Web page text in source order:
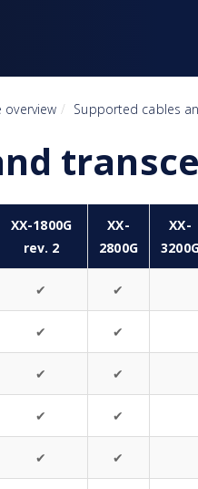
overview Supported cables
XX-1800G
rev. 2
XX-
2800G
XX-
✔ ✔
✔ ✔
✔ ✔
✔ ✔
✔ ✔